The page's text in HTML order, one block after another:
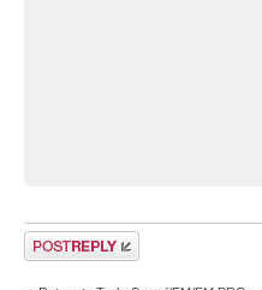
Post a reply